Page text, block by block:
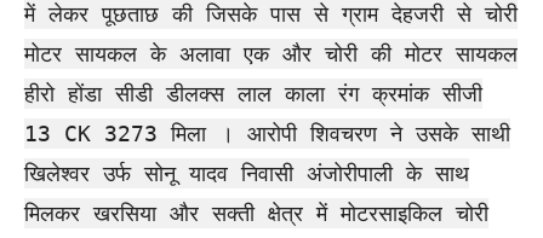
में लेकर पूछताछ की जिसके पास से ग्राम देहजरी से चोरी
मोटर सायकल के अलावा एक और चोरी की मोटर सायकल
हीरो होंडा सीडी डीलक्स लाल काला रंग क्रमांक सीजी
13 CK 3273 मिला । आरोपी शिवचरण ने उसके साथी
खिलेश्वर उर्फ सोनू यादव निवासी अंजोरीपाली के साथ
मिलकर खरसिया और सक्ती क्षेत्र में मोटरसाइकिल चोरी